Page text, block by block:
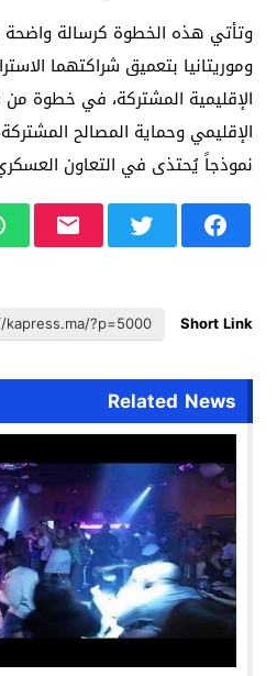
وتأتي هذه الخطوة كرسالة واضحة
وموريتانيا بتعميق شراكتهما
الإقليمية المشتركة، في خطوة من
الإقليمي وحماية المصالح
نموذجاً يُحتذى في التعاون
Short Link
Related News